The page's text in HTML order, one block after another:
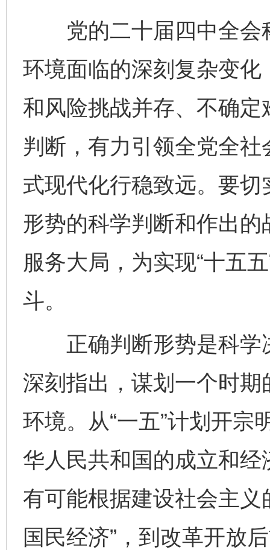
党的二十届四中全会
环境面临的深刻复杂变化
和风险挑战并存、不确定
判断，有力引领全党全
式现代化行稳致远。要
形势的科学判断和作出
服务大局，为实现“十五
斗。
正确判断形势是科学
深刻指出，谋划一个时
环境。从“一五”计划开宗
华人民共和国的成立和
有可能根据建设社会主
国民经济”，到改革开放